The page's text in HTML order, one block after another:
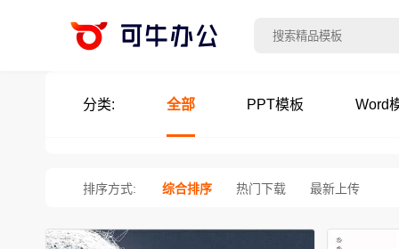
分类: 全部 PPT模板 Word
排序方式: 综合排序 热门下载 最新上传